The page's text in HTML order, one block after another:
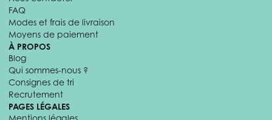
FAQ
Modes et frais de livraison
Moyens de paiement
À PROPOS
Blog
Qui sommes-nous ?
Consignes de tri
Recrutement
PAGES LÉGALES
Mentions légales